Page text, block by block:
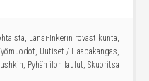
, Länsi-Inkerin rovastikunta,
, Uutiset / Haapakangas,
, Pyhän ilon laulut, Skuoritsa